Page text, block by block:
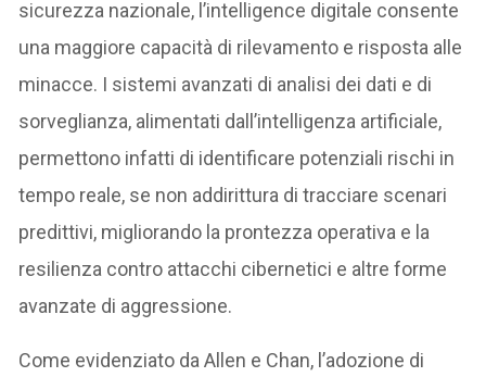
sicurezza nazionale, l’intelligence digitale consente
una maggiore capacità di rilevamento e risposta alle
minacce. I sistemi avanzati di analisi dei dati e di
sorveglianza, alimentati dall’intelligenza artificiale,
permettono infatti di identificare potenziali rischi in
tempo reale, se non addirittura di tracciare scenari
predittivi, migliorando la prontezza operativa e la
resilienza contro attacchi cibernetici e altre forme
avanzate di aggressione.
Come evidenziato da Allen e Chan, l’adozione di